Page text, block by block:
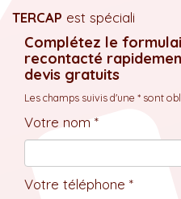
TERCAP est spéciali
Complétez le
recontacté
devis gratuits
Les champs suivis d'une * sont
Votre nom *
Votre téléphone *